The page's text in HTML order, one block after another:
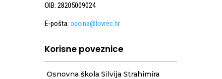
OIB: 28205009024
E-pošta: opcina@lovrec.hr
Korisne poveznice
Osnovna škola Silvija Strahimira